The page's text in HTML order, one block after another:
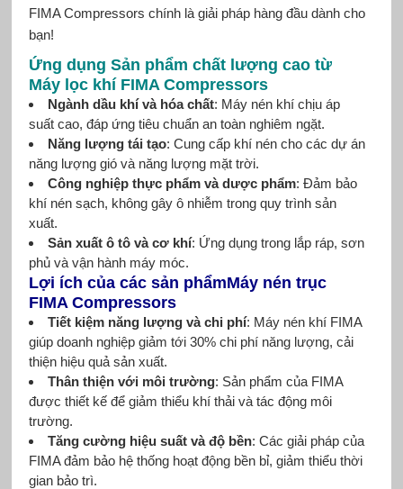
FIMA Compressors chính là giải pháp hàng đầu dành cho
bạn!
Ứng dụng Sản phẩm chất lượng cao từ
Máy lọc khí FIMA Compressors
Ngành dầu khí và hóa chất: Máy nén khí chịu áp
suất cao, đáp ứng tiêu chuẩn an toàn nghiêm ngặt.
Năng lượng tái tạo: Cung cấp khí nén cho các dự án
năng lượng gió và năng lượng mặt trời.
Công nghiệp thực phẩm và dược phẩm: Đảm bảo
khí nén sạch, không gây ô nhiễm trong quy trình sản
xuất.
Sản xuất ô tô và cơ khí: Ứng dụng trong lắp ráp, sơn
phủ và vận hành máy móc.
Lợi ích của các sản phẩmMáy nén trục
FIMA Compressors
Tiết kiệm năng lượng và chi phí: Máy nén khí FIMA
giúp doanh nghiệp giảm tới 30% chi phí năng lượng, cải
thiện hiệu quả sản xuất.
Thân thiện với môi trường: Sản phẩm của FIMA
được thiết kế để giảm thiểu khí thải và tác động môi
trường.
Tăng cường hiệu suất và độ bền: Các giải pháp của
FIMA đảm bảo hệ thống hoạt động bền bỉ, giảm thiểu thời
gian bảo trì.